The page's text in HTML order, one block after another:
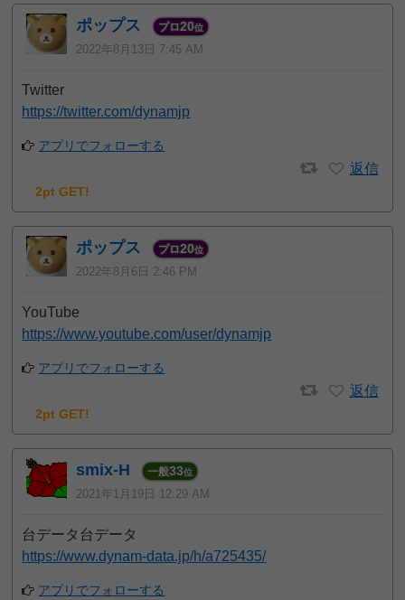
ポップス プロ20位
2022年8月13日 7:45 AM
Twitter
https://twitter.com/dynamjp
アプリでフォローする
返信
2pt GET!
ポップス プロ20位
2022年8月6日 2:46 PM
YouTube
https://www.youtube.com/user/dynamjp
アプリでフォローする
返信
2pt GET!
smix-H 一般33位
2021年1月19日 12:29 AM
台データ台データ
https://www.dynam-data.jp/h/a725435/
アプリでフォローする